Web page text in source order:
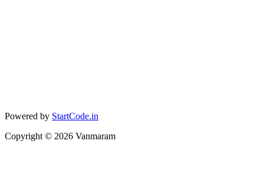
Powered by StartCode.in
Copyright © 2026 Vanmaram